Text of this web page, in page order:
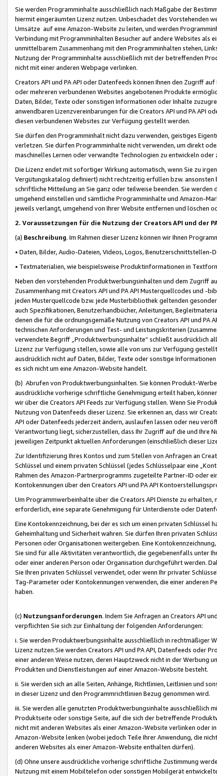
Sie werden Programminhalte ausschließlich nach Maßgabe der
hiermit eingeräumten Lizenz nutzen. Unbeschadet des Vorstehenden
Umsätze auf eine Amazon-Website zu leiten, und werden
Verbindung mit Programminhalten Besucher auf andere Websites als
unmittelbarem Zusammenhang mit den Programminhalten stehen,
Nutzung der Programminhalte ausschließlich mit der betreffenden
nicht mit einer anderen Webpage verlinken.
Creators API und PA API oder Datenfeeds können Ihnen den Zugriff
oder mehreren verbundenen Websites angebotenen Produkte
Daten, Bilder, Texte oder sonstigen Informationen oder Inhalte
anwendbaren Lizenzvereinbarungen für die Creators API und PA API
diesen verbundenen Websites zur Verfügung gestellt werden.
Sie dürfen den Programminhalt nicht dazu verwenden, geistiges
verletzen. Sie dürfen Programminhalte nicht verwenden, um direkt
maschinelles Lernen oder verwandte Technologien zu entwickeln
Die Lizenz endet mit sofortiger Wirkung automatisch, wenn Sie zu
Vergütungskatalog definiert) nicht rechtzeitig erfüllen bzw. ansonsten
schriftliche Mitteilung an Sie ganz oder teilweise beenden. Sie werden
umgehend einstellen und sämtliche Programminhalte und Amazon-
jeweils verlangt, umgehend von Ihrer Website entfernen und löschen
2. Voraussetzungen für die Nutzung der Creators API und der
(a) Beschreibung. Im Rahmen dieser Lizenz können wir Ihnen
• Daten, Bilder, Audio-Dateien, Videos, Logos, Benutzerschnittstellen-
• Textmaterialien, wie beispielsweise Produktinformationen in
Neben den vorstehenden Produktwerbungsinhalten und dem Zugriff
Zusammenhang mit Creators API und PA API Musterquellcodes und
jeden Musterquellcode bzw. jede Musterbibliothek geltenden
auch Spezifikationen, Benutzerhandbücher, Anleitungen,
denen die für die ordnungsgemäße Nutzung von Creators API und PA
technischen Anforderungen und Test- und Leistungskriterien
verwendete Begriff „Produktwerbungsinhalte“ schließt ausdrücklich
Lizenz zur Verfügung stellen, sowie alle von uns zur Verfügung
ausdrücklich nicht auf Daten, Bilder, Texte oder sonstige
es sich nicht um eine Amazon-Website handelt.
(b) Abrufen von Produktwerbungsinhalten. Sie können Produkt-
ausdrückliche vorherige schriftliche Genehmigung erteilt haben,
wir über die Creators API Feeds zur Verfügung stellen. Wenn Sie
Nutzung von Datenfeeds dieser Lizenz. Sie erkennen an, dass wir
API oder Datenfeeds jederzeit ändern, auslaufen lassen oder neu
Verantwortung liegt, sicherzustellen, dass Ihr Zugriff auf die und Ihre
jeweiligen Zeitpunkt aktuellen Anforderungen (einschließlich dieser
Zur Identifizierung Ihres Kontos und zum Stellen von Anfragen an
Schlüssel und einem privaten Schlüssel (jedes Schlüsselpaar eine
Rahmen des Amazon-Partnerprogramms zugeteilte Partner-ID oder
Kontokennungen über den Creators API und PA API
Um Programmwerbeinhalte über die Creators API Dienste zu
erforderlich, eine separate Genehmigung für Unterdienste oder
Eine Kontokennzeichnung, bei der es sich um einen privaten
Geheimhaltung und Sicherheit wahren. Sie dürfen Ihren privaten
Personen oder Organisationen weitergeben. Eine
Sie sind für alle Aktivitäten verantwortlich, die gegebenenfalls unter
oder einer anderen Person oder Organisation durchgeführt werden.
Sie Ihren privaten Schlüssel verwendet, oder wenn Ihr privater
Tag-Parameter oder Kontokennungen verwenden, die einer anderen
haben.
(c) Nutzungsanforderungen. Indem Sie Anfragen an Creators API
verpflichten Sie sich zur Einhaltung der folgenden Anforderungen:
i. Sie werden Produktwerbungsinhalte ausschließlich in rechtmäßiger
Lizenz nutzen.Sie werden Creators API und PA API, Datenfeeds oder
einer anderen Weise nutzen, deren Hauptzweck nicht in der Werbung
Produkten und Dienstleistungen auf einer Amazon-Website besteht.
ii. Sie werden sich an alle Seiten, Anhänge, Richtlinien, Leitlinien und
in dieser Lizenz und den Programmrichtlinien Bezug genommen wird.
iii. Sie werden alle genutzten Produktwerbungsinhalte ausschließlich
Produktseite oder sonstige Seite, auf die sich der betreffende
nicht mit anderen Websites als einer Amazon-Website verlinken oder
Amazon-Website lenken (wobei jedoch Teile Ihrer Anwendung, die
anderen Websites als einer Amazon-Website enthalten dürfen).
(d) Ohne unsere ausdrückliche vorherige schriftliche Zustimmung
Nutzung mit einem Mobiltelefon oder sonstigen Mobilgerät